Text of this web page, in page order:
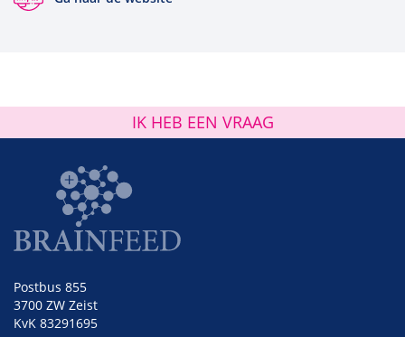
IK HEB EEN VRAAG
Postbus 855
3700 ZW Zeist
KvK 83291695